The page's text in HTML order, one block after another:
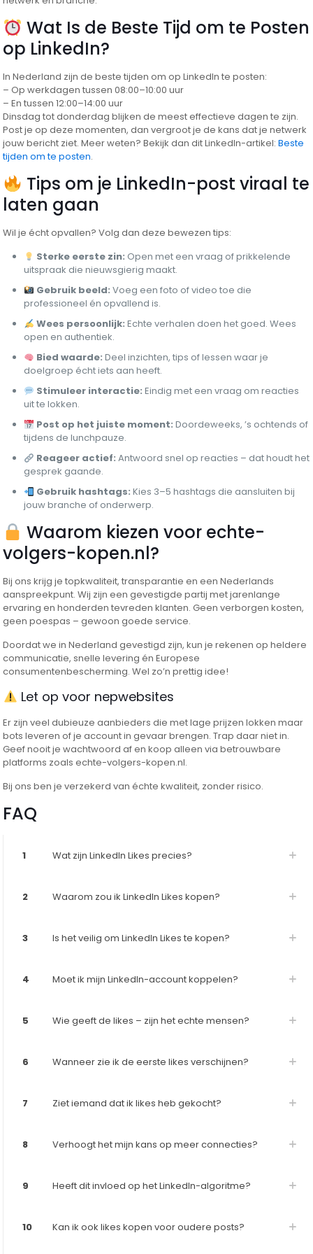
Wat Is de Beste Tijd om te Posten
op LinkedIn?
In Nederland zijn de beste tijden om op LinkedIn te posten:
– Op werkdagen tussen 08:00–10:00 uur
– En tussen 12:00–14:00 uur
Dinsdag tot donderdag blijken de meest effectieve dagen te zijn.
Post je op deze momenten, dan vergroot je de kans dat je netwerk
jouw bericht ziet. Meer weten? Bekijk dan dit LinkedIn-artikel:Beste
tijden om te posten.
Tips om je LinkedIn-post viraal te
laten gaan
Wil je écht opvallen? Volg dan deze bewezen tips:
Sterke eerste zin: Open met een vraag of prikkelende
uitspraak die nieuwsgierig maakt.
Gebruik beeld: Voeg een foto of video toe die
professioneel én opvallend is.
Wees persoonlijk: Echte verhalen doen het goed. Wees
open en authentiek.
Bied waarde: Deel inzichten, tips of lessen waar je
doelgroep écht iets aan heeft.
Stimuleer interactie: Eindig met een vraag om reacties
uit te lokken.
Post op het juiste moment: Doordeweeks, ’s ochtends of
tijdens de lunchpauze.
Reageer actief: Antwoord snel op reacties – dat houdt het
gesprek gaande.
Gebruik hashtags: Kies 3–5 hashtags die aansluiten bij
jouw branche of onderwerp.
Waarom kiezen voor echte-
volgers-kopen.nl?
Bij ons krijg je topkwaliteit, transparantie en een Nederlands
aanspreekpunt. Wij zijn een gevestigde partij met jarenlange
ervaring en honderden tevreden klanten. Geen verborgen kosten,
geen poespas – gewoon goede service.
Doordat we in Nederland gevestigd zijn, kun je rekenen op heldere
communicatie, snelle levering én Europese
consumentenbescherming. Wel zo’n prettig idee!
Let op voor nepwebsites
Er zijn veel dubieuze aanbieders die met lage prijzen lokken maar
bots leveren of je account in gevaar brengen. Trap daar niet in.
Geef nooit je wachtwoord af en koop alleen via betrouwbare
platforms zoals echte-volgers-kopen.nl.
Bij ons ben je verzekerd van échte kwaliteit, zonder risico.
FAQ
1 Wat zijn LinkedIn Likes precies?
2 Waarom zou ik LinkedIn Likes kopen?
3 Is het veilig om LinkedIn Likes te kopen?
4 Moet ik mijn LinkedIn-account koppelen?
5 Wie geeft de likes – zijn het echte mensen?
6 Wanneer zie ik de eerste likes verschijnen?
7 Ziet iemand dat ik likes heb gekocht?
8 Verhoogt het mijn kans op meer connecties?
9 Heeft dit invloed op het LinkedIn-algoritme?
10 Kan ik ook likes kopen voor oudere posts?